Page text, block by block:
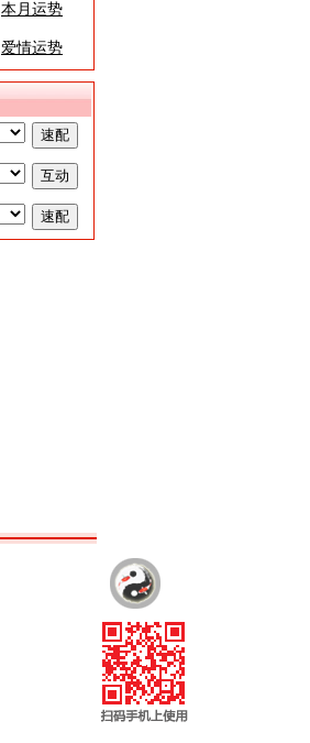
本月运势
爱情运势